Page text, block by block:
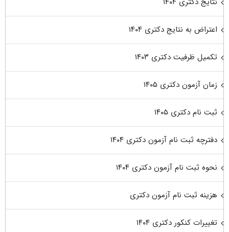
اعتراض به نتایج دکتری ۱۴۰۴
تکمیل ظرفیت دکتری ۱۴۰۳
زمان آزمون دکتری ۱۴۰۵
ثبت نام دکتری ۱۴۰۵
دفترچه ثبت نام آزمون دکتری ۱۴۰۴
نحوه ثبت نام آزمون دکتری ۱۴۰۴
هزینه ثبت نام آزمون دکتری
تغییرات کنکور دکتری ۱۴۰۴